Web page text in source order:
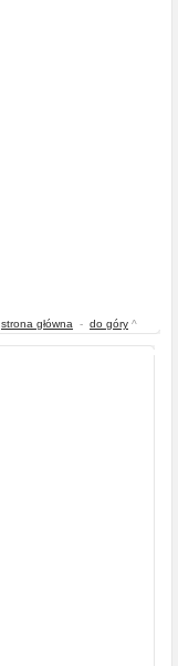
strona główna - do góry ^